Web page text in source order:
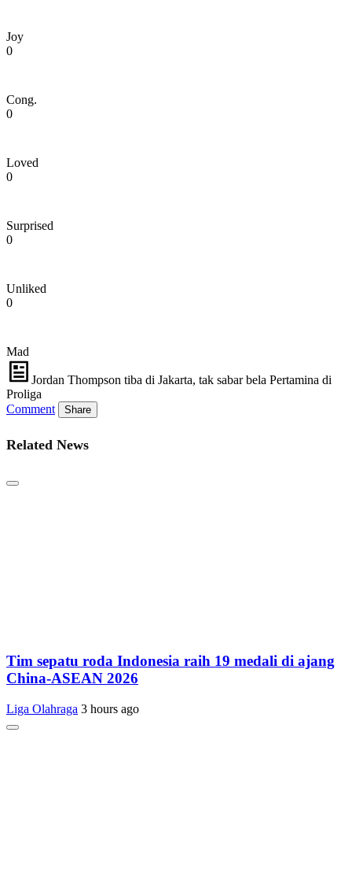
Joy
0
Cong.
0
Loved
0
Surprised
0
Unliked
0
Mad
Jordan Thompson tiba di Jakarta, tak sabar bela Pertamina di
Proliga
Comment
Share
Related News
Tim sepatu roda Indonesia raih 19 medali di ajang
China-ASEAN 2026
Liga Olahraga 3 hours ago